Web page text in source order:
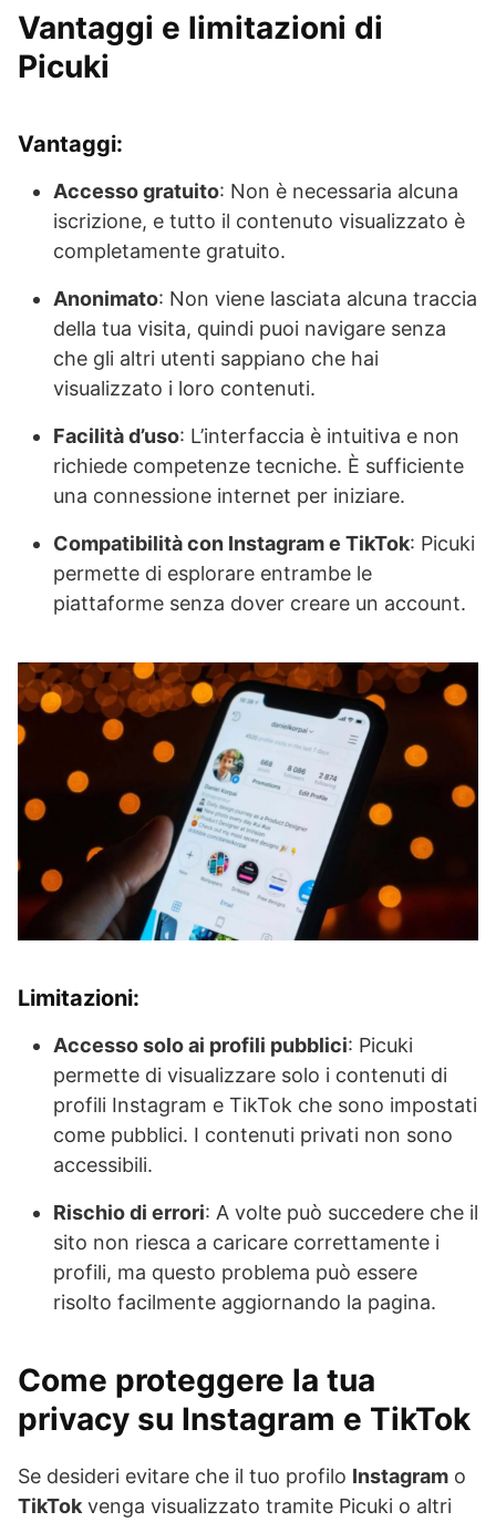
Vantaggi e limitazioni di
Picuki
Vantaggi:
Accesso gratuito: Non è necessaria alcuna
iscrizione, e tutto il contenuto visualizzato è
completamente gratuito.
Anonimato: Non viene lasciata alcuna traccia
della tua visita, quindi puoi navigare senza
che gli altri utenti sappiano che hai
visualizzato i loro contenuti.
Facilità d’uso: L’interfaccia è intuitiva e non
richiede competenze tecniche. È sufficiente
una connessione internet per iniziare.
Compatibilità con Instagram e TikTok: Picuki
permette di esplorare entrambe le
piattaforme senza dover creare un account.
Limitazioni:
Accesso solo ai profili pubblici: Picuki
permette di visualizzare solo i contenuti di
profili Instagram e TikTok che sono impostati
come pubblici. I contenuti privati non sono
accessibili.
Rischio di errori: A volte può succedere che il
sito non riesca a caricare correttamente i
profili, ma questo problema può essere
risolto facilmente aggiornando la pagina.
Come proteggere la tua
privacy su Instagram e TikTok
Se desideri evitare che il tuo profilo Instagram o
TikTok venga visualizzato tramite Picuki o altri